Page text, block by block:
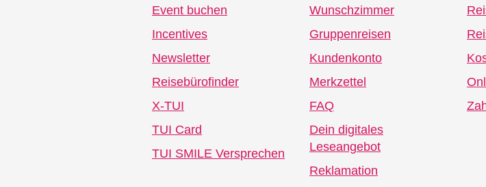
Event buchen
Incentives
Newsletter
Reisebürofinder
X-TUI
TUI Card
TUI SMILE Versprechen
Wunschzimmer
Gruppenreisen
Kundenkonto
Merkzettel
FAQ
Dein digitales
Leseangebot
Reklamation